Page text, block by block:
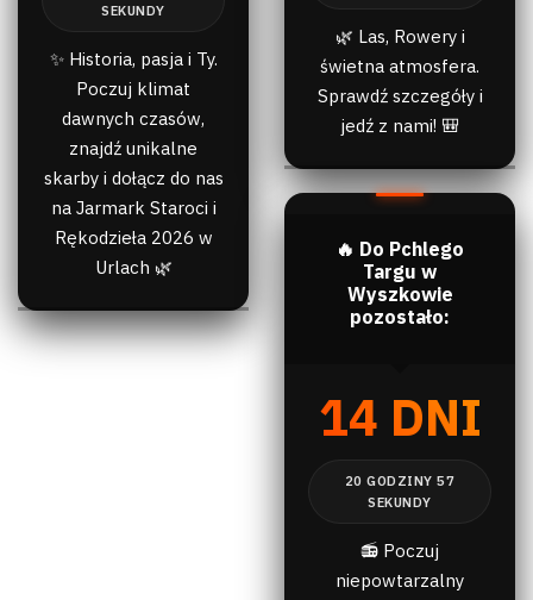
✨ Historia, pasja i Ty.
Poczuj klimat
dawnych czasów,
znajdź unikalne
skarby i dołącz do nas
na Jarmark Staroci i
Rękodzieła 2026 w
Urlach 🌿
🌿 Las, Rowery i
świetna atmosfera.
Sprawdź szczegóły i
jedź z nami! 🎒
🔥 Do Pchlego
Targu w
Wyszkowie
pozostało:
14 DNI
📻 Poczuj
niepowtarzalny